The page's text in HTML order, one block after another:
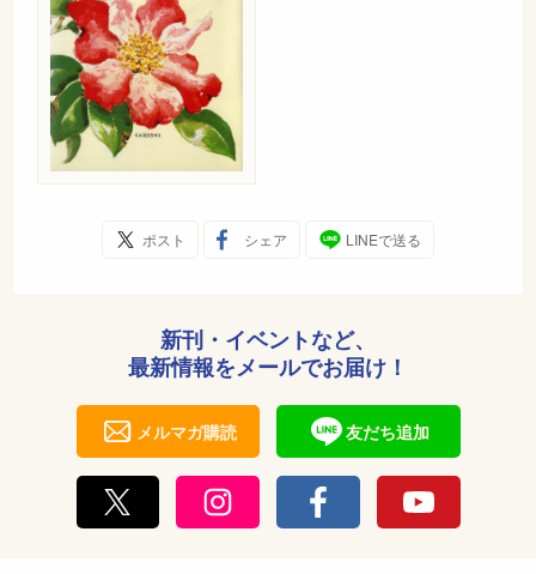
ポスト シェア LINEで送る
新刊・イベントなど、
最新情報をメールでお届け！
メルマガ購読 友だち追加